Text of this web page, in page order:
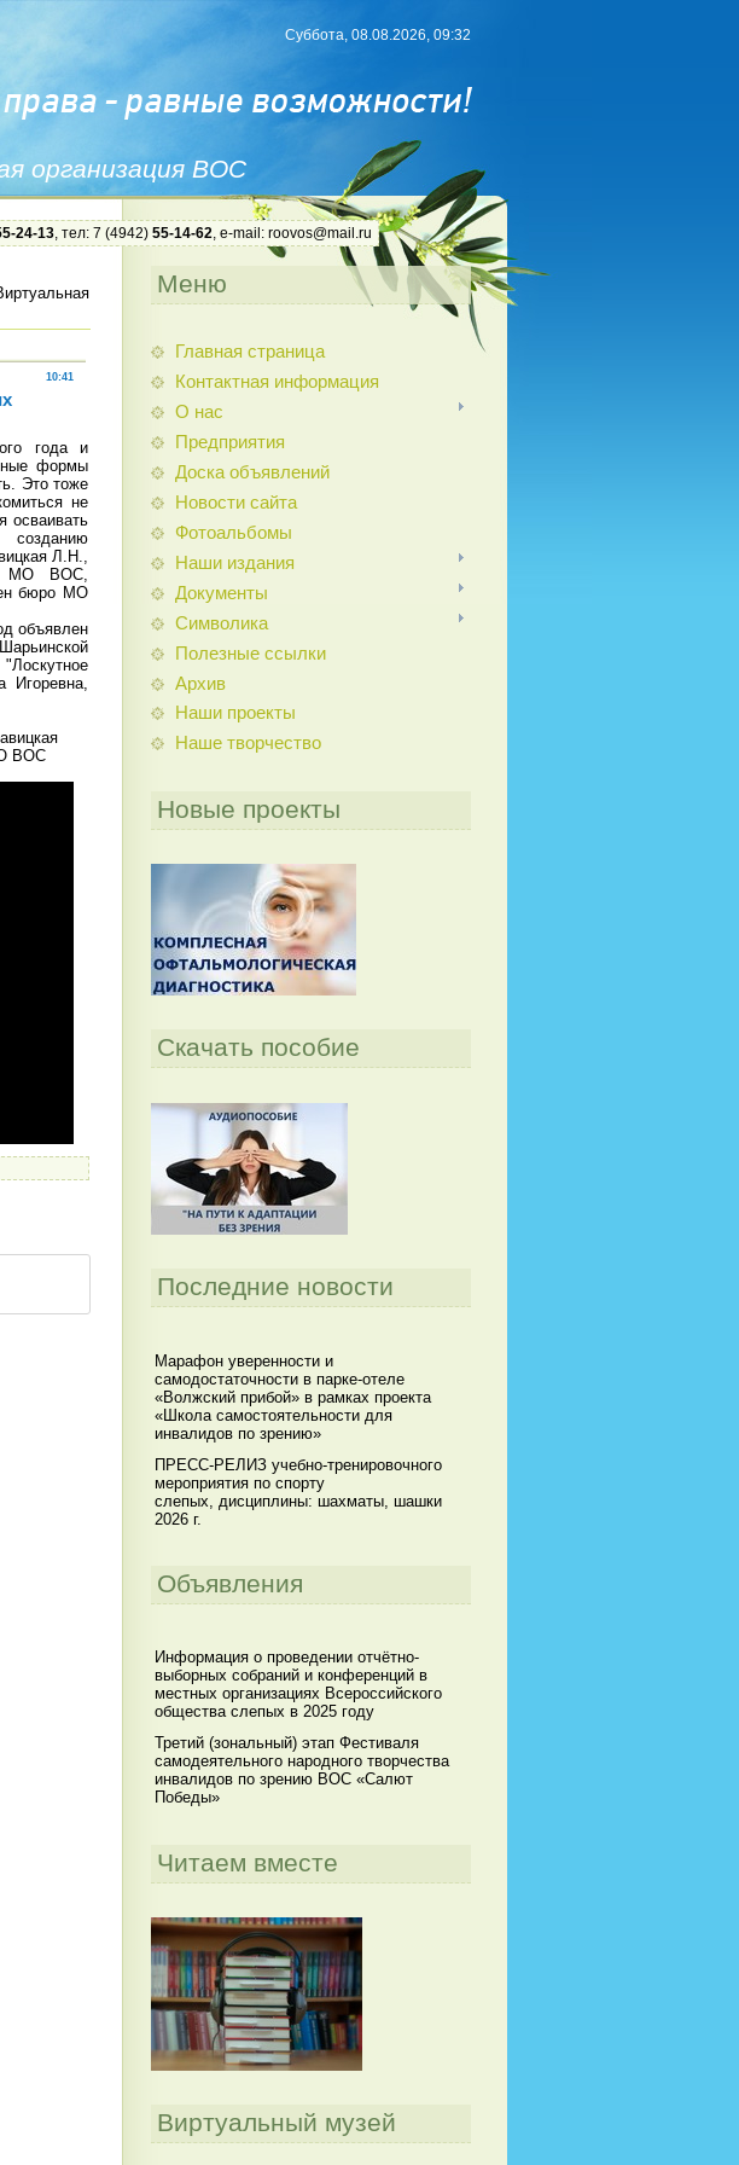
организация ВОС
Суббота, 08.08.2026, 09:32
24-13, тел: 7 (4942) 55-14-62, e-mail: roovos@mail.ru
10:41
года и
формы
Это тоже
не
осваивать
Л.Н.,
МО ВОС,
бюро МО
объявлен
Игоревна,
Меню
Главная страница
Контактная информация
О нас
Предприятия
Доска объявлений
Новости сайта
Фотоальбомы
Наши издания
Документы
Символика
Полезные ссылки
Архив
Наши проекты
Наше творчество
Новые проекты
Скачать пособие
Последние новости
Марафон уверенности и
самодостаточности в парке-отеле
«Волжский прибой» в рамках проекта
«Школа самостоятельности для
инвалидов по зрению»
ПРЕСС-РЕЛИЗ учебно-тренировочного
мероприятия по спорту
слепых, дисциплины: шахматы, шашки
2026 г.
Объявления
Информация о проведении отчётно-
выборных собраний и конференций в
местных организациях Всероссийского
общества слепых в 2025 году
Третий (зональный) этап Фестиваля
самодеятельного народного творчества
инвалидов по зрению ВОС «Салют
Победы»
Читаем вместе
Виртуальный музей